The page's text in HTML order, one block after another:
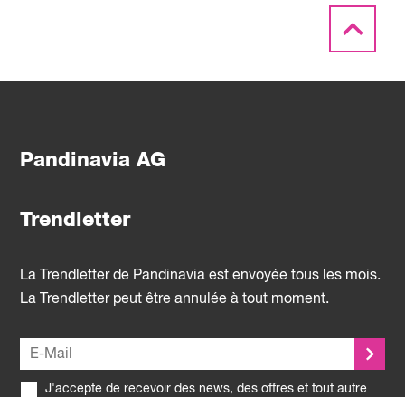
Pandinavia AG
Trendletter
La Trendletter de Pandinavia est envoyée tous les mois.
La Trendletter peut être annulée à tout moment.
J'accepte de recevoir des news, des offres et tout autre